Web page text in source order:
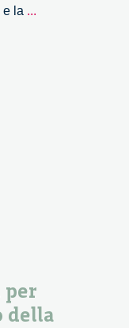
e la ...
della